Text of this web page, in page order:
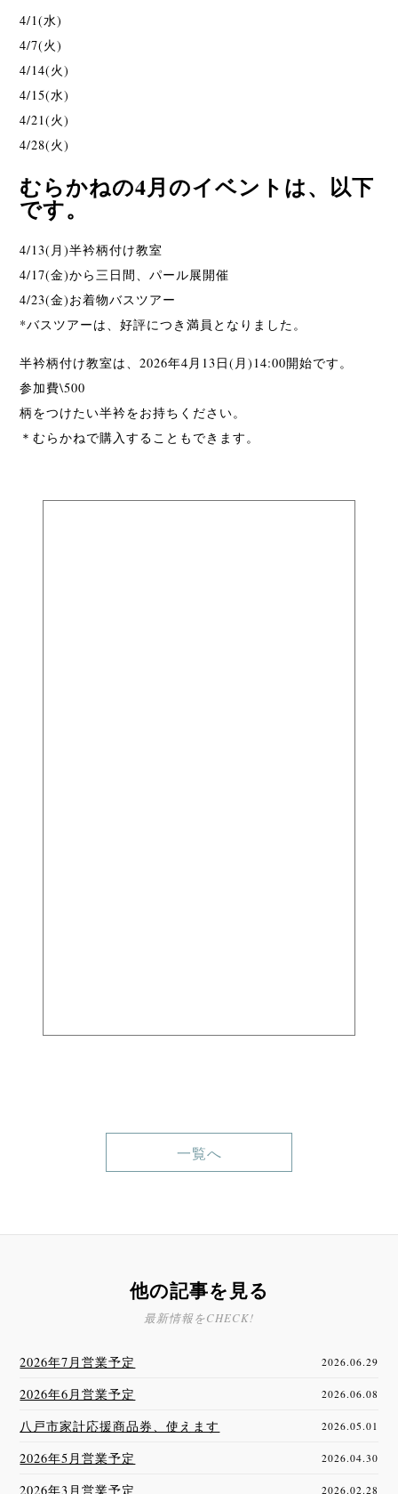
4/1(水)
4/7(火)
4/14(火)
4/15(水)
4/21(火)
4/28(火)
むらかねの4月のイベントは、以下
です。
4/13(月)半衿柄付け教室
4/17(金)から三日間、パール展開催
4/23(金)お着物バスツアー
*バスツアーは、好評につき満員となりました。
半衿柄付け教室は、2026年4月13日(月)14:00開始です。
参加費\500
柄をつけたい半衿をお持ちください。
＊むらかねで購入することもできます。
一覧へ
他の記事を見る
最新情報をCHECK!
2026年7月営業予定 2026.06.29
2026年6月営業予定 2026.06.08
八戸市家計応援商品券、使えます 2026.05.01
2026年5月営業予定 2026.04.30
2026年3月営業予定 2026.02.28